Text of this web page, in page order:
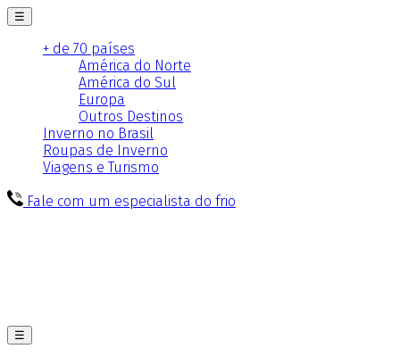
☰
+ de 70 países
América do Norte
América do Sul
Europa
Outros Destinos
Inverno no Brasil
Roupas de Inverno
Viagens e Turismo
Fale com um especialista do frio
☰